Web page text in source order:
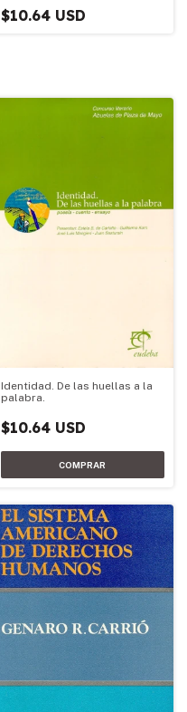
$10.64 USD
Identidad. De las huellas a la
palabra.
$10.64 USD